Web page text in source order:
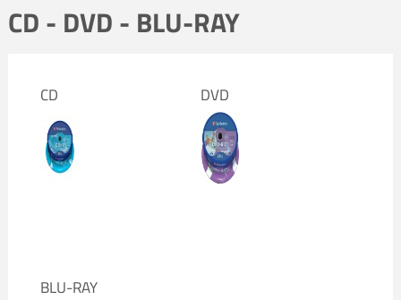
CD - DVD - BLU-RAY
CD DVD
BLU-RAY